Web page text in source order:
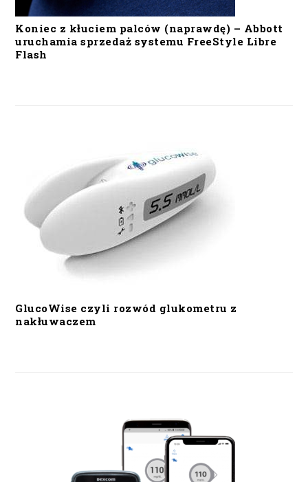
Koniec z kłuciem palców (naprawdę) – Abbott
uruchamia sprzedaż systemu FreeStyle Libre
Flash
GlucoWise czyli rozwód glukometru z
nakłuwaczem